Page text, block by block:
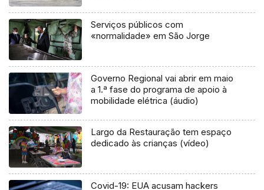
Serviços públicos com
«normalidade» em São Jorge
Governo Regional vai abrir em maio
a 1.ª fase do programa de apoio à
mobilidade elétrica (áudio)
Largo da Restauração tem espaço
dedicado às crianças (vídeo)
Covid-19: EUA acusam hackers